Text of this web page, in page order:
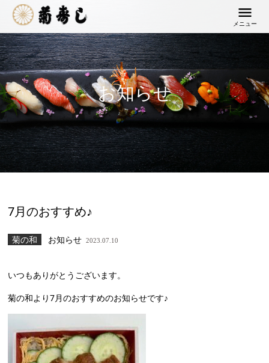
メニュー
お知らせ
7月のおすすめ♪
菊の和 お知らせ 2023.07.10
いつもありがとうございます。
菊の和より7月のおすすめのお知らせです♪